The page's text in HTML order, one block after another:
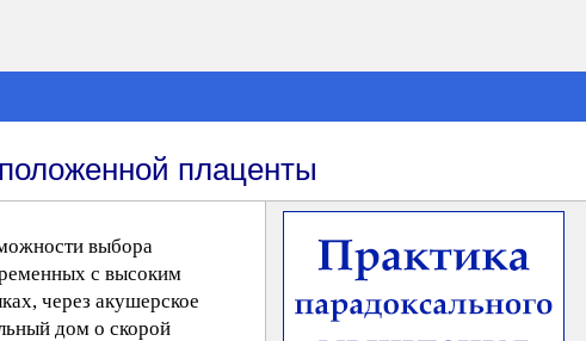
плаценты
выбора
с высоким
через акушерское
дом о скорой